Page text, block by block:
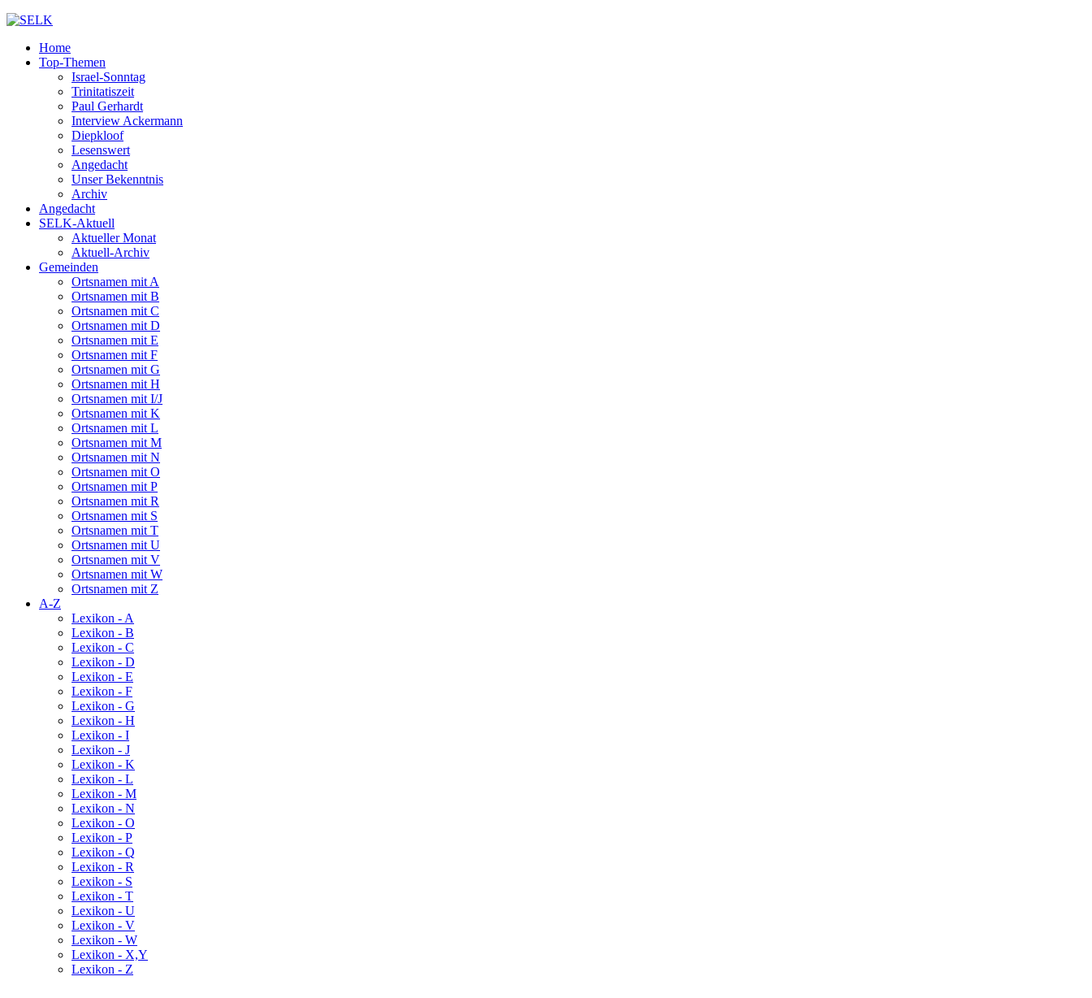
Home
Top-Themen
Israel-Sonntag
Trinitatiszeit
Paul Gerhardt
Interview Ackermann
Diepkloof
Lesenswert
Angedacht
Unser Bekenntnis
Archiv
Angedacht
SELK-Aktuell
Aktueller Monat
Aktuell-Archiv
Gemeinden
Ortsnamen mit A
Ortsnamen mit B
Ortsnamen mit C
Ortsnamen mit D
Ortsnamen mit E
Ortsnamen mit F
Ortsnamen mit G
Ortsnamen mit H
Ortsnamen mit I/J
Ortsnamen mit K
Ortsnamen mit L
Ortsnamen mit M
Ortsnamen mit N
Ortsnamen mit O
Ortsnamen mit P
Ortsnamen mit R
Ortsnamen mit S
Ortsnamen mit T
Ortsnamen mit U
Ortsnamen mit V
Ortsnamen mit W
Ortsnamen mit Z
A-Z
Lexikon - A
Lexikon - B
Lexikon - C
Lexikon - D
Lexikon - E
Lexikon - F
Lexikon - G
Lexikon - H
Lexikon - I
Lexikon - J
Lexikon - K
Lexikon - L
Lexikon - M
Lexikon - N
Lexikon - O
Lexikon - P
Lexikon - Q
Lexikon - R
Lexikon - S
Lexikon - T
Lexikon - U
Lexikon - V
Lexikon - W
Lexikon - X,Y
Lexikon - Z